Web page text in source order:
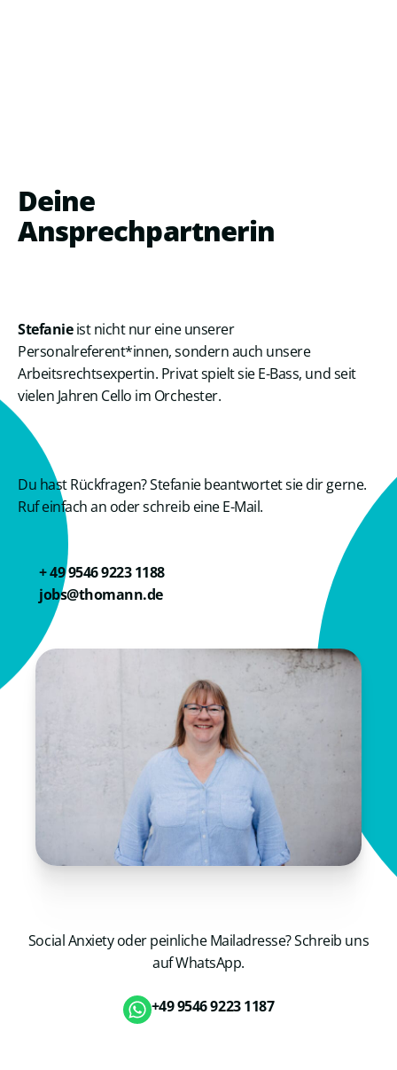
Deine
Ansprechpartnerin
Stefanieist nicht nur eine unserer
Personalreferent*innen, sondern auch unsere
Arbeitsrechtsexpertin. Privat spielt sie E-Bass, und seit
vielen Jahren Cello im Orchester.
Du hast Rückfragen? Stefanie beantwortet sie dir gerne.
Ruf einfach an oder schreib eine E-Mail.
+ 49 9546 9223 1188
jobs@thomann.de
Social Anxiety oder peinliche Mailadresse? Schreib uns
auf WhatsApp.
+49 9546 9223 1187